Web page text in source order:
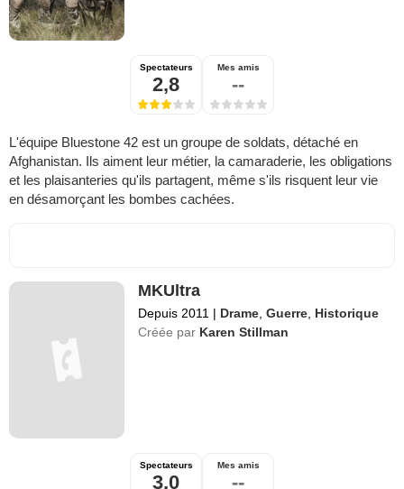
Spectateurs
2,8
Mes amis
--
L'équipe Bluestone 42 est un groupe de soldats, détaché en
Afghanistan. Ils aiment leur métier, la camaraderie, les obligations
et les plaisanteries qu'ils partagent, même s'ils risquent leur vie
en désamorçant les bombes cachées.
MKUltra
Depuis 2011 | Drame ,Guerre Historique
Créée par Karen Stillman
Spectateurs
3,0
Mes amis
--